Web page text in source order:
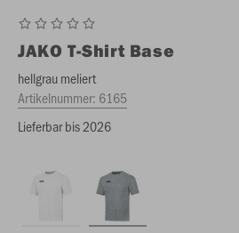
JAKO T-Shirt Base
hellgrau meliert
Artikelnummer: 6165
Lieferbar bis 2026